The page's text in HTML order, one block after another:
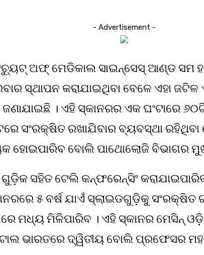
- Advertisement -
ଅଫ୍ ମେଡିକାଲ ସାଇନ୍‌ସେସ୍ ଆଣ୍ଡ ସମ
ସ୍ଥାପନ କରାଯାଇଥିବା ବେଳେ ଏହା
। ଏହି ସ୍କାନରର ଏକ ଘଂଟାରେ
ସଂରକ୍ଷିତ ରଖାଯିବାର ବ୍ୟବସ୍ଥା ରହିଥିବା
ହୋଇପାରିବ ବୋଲି ପାଥୋଲୋଜି ବିଭାଗର
ସହିତ ଟେଲି କନ୍‌ଫରେନ୍ସିଂ
୫ ବର୍ଷ ଯାଏଁ ସ୍ଲାଇଡଗୁଡ଼ିକୁ ସଂରକ୍ଷିତ
ପରେ ମଧ୍ୟ ମିଳିପାରିବ । ଏହି ସ୍କାନର ମେସିନ୍
ଭାରତରେ ଦ୍ୱିତୀୟ ବୋଲି ପ୍ରଫେସର